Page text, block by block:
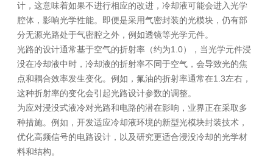
计，这意味着如果不进行相应的改进，冷却液可能会进入光学
腔体，影响光学性能。即便是采用气密封装的光模块，仍有部
分无源光路处于气密腔之外，例如透镜等光学元件。
光路的设计通常基于空气的折射率（约为1.0），当光学元件浸
没在冷却液中时，冷却液的折射率不同于空气，会导致光的焦
点和耦合效率发生变化。例如，氟油的折射率通常在1.3左右，
这种折射率的变化会引起光路设计参数的调整。
为应对浸没式液冷对光路和电路的潜在影响，业界正在采取多
种措施。例如，开发适应冷却液环境的新型光模块封装技术，
优化高频信号的电路设计，以及研究更适合浸没冷却的光学材
料和结构。